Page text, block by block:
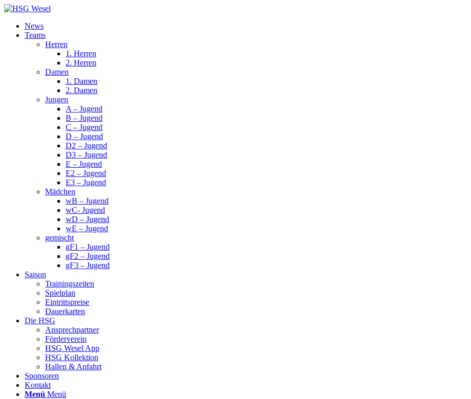
News
Teams
Herren
1. Herren
2. Herren
Damen
1. Damen
2. Damen
Jungen
A – Jugend
B – Jugend
C – Jugend
D – Jugend
D2 – Jugend
D3 – Jugend
E – Jugend
E2 – Jugend
E3 – Jugend
Mädchen
wB – Jugend
wC- Jugend
wD – Jugend
wE – Jugend
gemischt
gF1 – Jugend
gF2 – Jugend
gF3 – Jugend
Saison
Trainingszeiten
Spielplan
Eintrittspreise
Dauerkarten
Die HSG
Ansprechpartner
Förderverein
HSG Wesel App
HSG Kollektion
Hallen & Anfahrt
Sponsoren
Kontakt
Menü Menü